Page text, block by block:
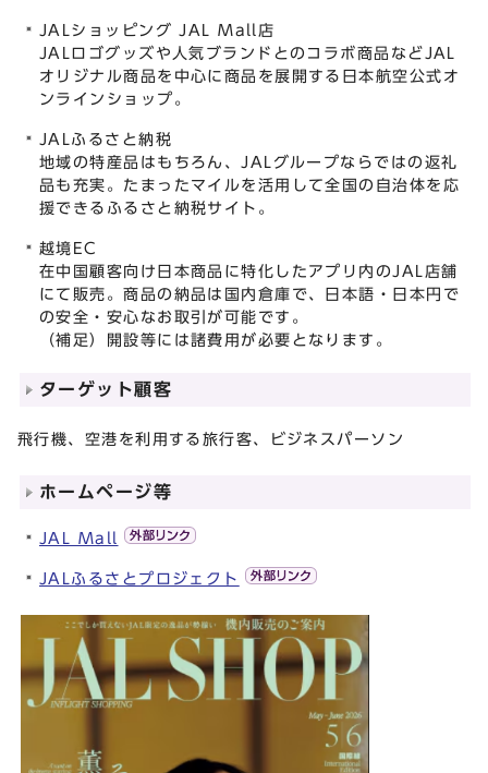
JALショッピング JAL Mall店
JALロゴグッズや人気ブランドとのコラボ商品などJAL
オリジナル商品を中心に商品を展開する日本航空公式オ
ンラインショップ。
JALふるさと納税
地域の特産品はもちろん、JALグループならではの返礼
品も充実。たまったマイルを活用して全国の自治体を応
援できるふるさと納税サイト。
越境EC
在中国顧客向け日本商品に特化したアプリ内のJAL店舗
にて販売。商品の納品は国内倉庫で、日本語・日本円で
の安全・安心なお取引が可能です。
（補足）開設等には諸費用が必要となります。
ターゲット顧客
飛行機、空港を利用する旅行客、ビジネスパーソン
ホームページ等
JAL Mall
JALふるさとプロジェクト